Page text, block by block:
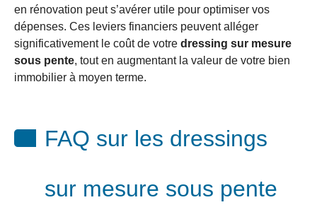
en rénovation peut s’avérer utile pour optimiser vos
dépenses. Ces leviers financiers peuvent alléger
significativement le coût de votre dressing sur mesure
sous pente, tout en augmentant la valeur de votre bien
immobilier à moyen terme.
FAQ sur les dressings
sur mesure sous pente